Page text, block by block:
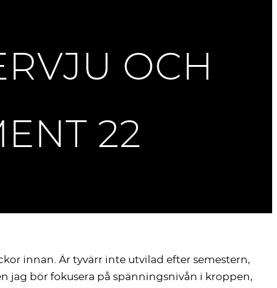
OCH
22
innan. Är tyvärr inte utvilad efter semestern,
jag bör fokusera på spänningsnivån i kroppen,